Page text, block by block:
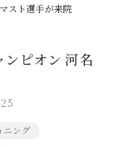
スト選手が来院
ピオン 河名
ニング